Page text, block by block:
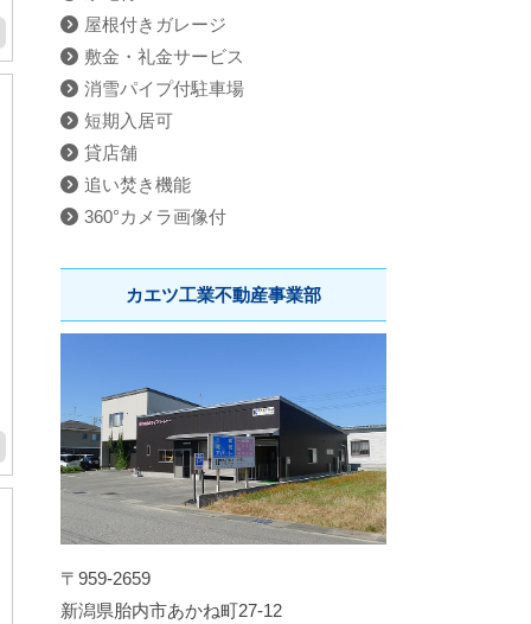
屋根付きガレージ
敷金・礼金サービス
消雪パイプ付駐車場
短期入居可
貸店舗
追い焚き機能
360°カメラ画像付
カエツ工業不動産事業部
〒959-2659
新潟県胎内市あかね町27-12